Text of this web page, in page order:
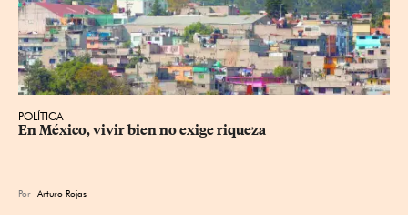
POLÍTICA
En México, vivir bien no exige riqueza
Por Arturo Rojas